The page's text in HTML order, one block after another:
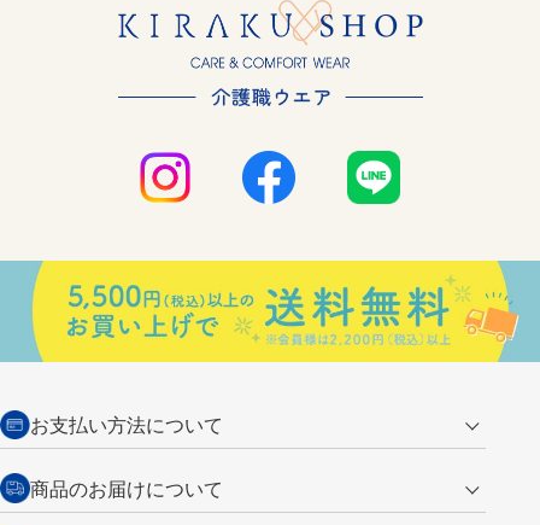
お支払い方法について
クレジットカード
商品のお届けについて